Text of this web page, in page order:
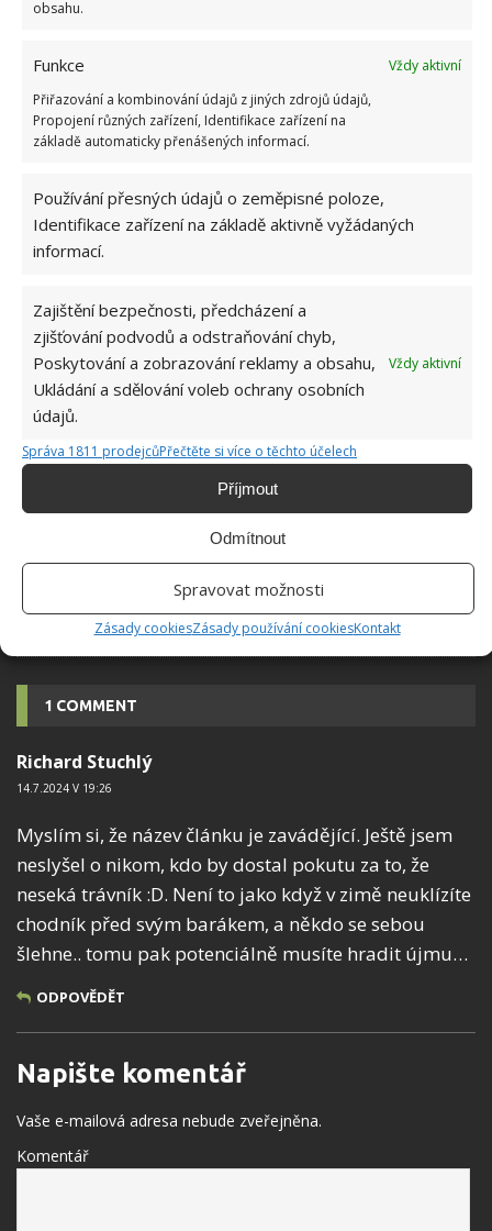
obsahu.
Funkce
Vždy aktivní
Přiřazování a kombinování údajů z jiných zdrojů údajů,
Propojení různých zařízení, Identifikace zařízení na
základě automaticky přenášených informací.
Používání přesných údajů o zeměpisné poloze,
Identifikace zařízení na základě aktivně vyžádaných
informací.
Zajištění bezpečnosti, předcházení a
zjišťování podvodů a odstraňování chyb,
Poskytování a zobrazování reklamy a obsahu,
Ukládání a sdělování voleb ochrany osobních
údajů.
Vždy aktivní
Správa 1811 prodejcůPřečtěte si více o těchto účelech
Příjmout
Odmítnout
Spravovat možnosti
Zásady cookiesZásady používání cookiesKontakt
Do redakce Bydlimeutulne.cz se
přidala během svých studií a práce
redaktorky ji tak nadchla, že se
rozhodla zůstat. Její v...
autorovi]
SOUVISEJÍCÍ ČLÁNKY
Vápnění zahrady ocení spousta rostlin. Lze tak
snížit kyselost a obohatit půdu o minerály
Žena proměnila tři staré pneumatiky ve stylové
zahradní jezírko
1 COMMENT
Richard Stuchlý
14.7.2024 V 19:26
Myslím si, že název článku je zavádějící. Ještě jsem
neslyšel o nikom, kdo by dostal pokutu za to, že
neseká trávník :D. Není to jako když v zimě neuklízíte
chodník před svým barákem, a někdo se sebou
šlehne.. tomu pak potenciálně musíte hradit újmu…
ODPOVĚDĚT
Napište komentář
Vaše e-mailová adresa nebude zveřejněna.
Komentář